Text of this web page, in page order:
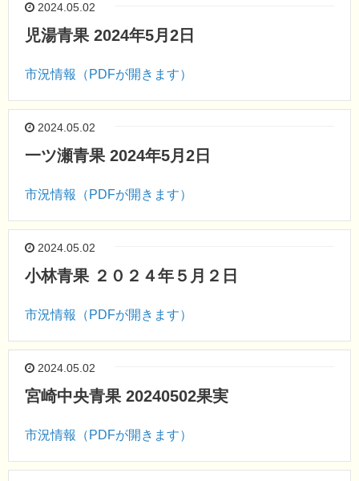
2024.05.02
児湯青果 2024年5月2日
市況情報（PDFが開きます）
2024.05.02
一ツ瀬青果 2024年5月2日
市況情報（PDFが開きます）
2024.05.02
小林青果 ２０２４年５月２日
市況情報（PDFが開きます）
2024.05.02
宮崎中央青果 20240502果実
市況情報（PDFが開きます）